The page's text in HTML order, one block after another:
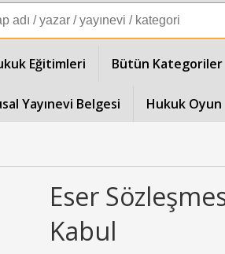
Eğitimleri Bütün Kategoriler
Yayınevi Belgesi Hukuk Oyun
Eser
Kabul